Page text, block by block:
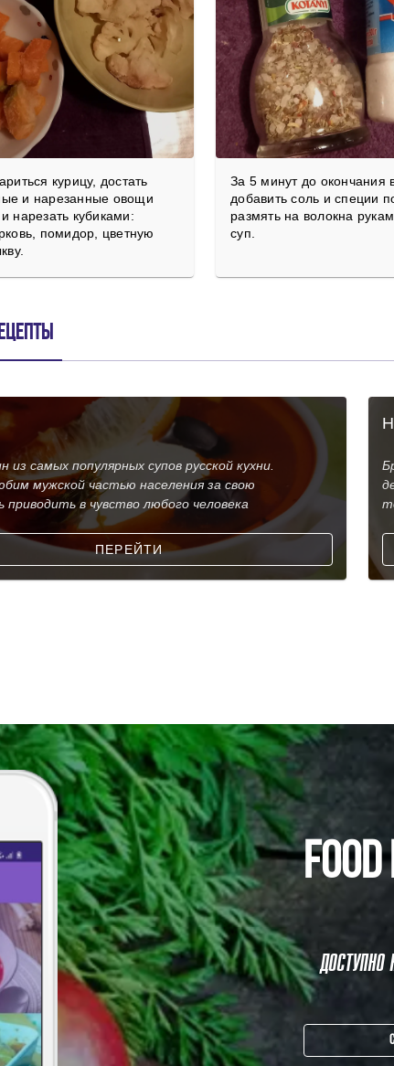
курицу, достать
и нарезанные овощи
нарезать кубиками:
помидор, цветную
За 5 минут до окончания
добавить соль и специи
размять на волокна
суп.
из самых популярных супов русской кухни.
мужской частью населения за свою
приводить в чувство любого человека
ПЕРЕЙТИ
FOOD
ДОСТУПНО